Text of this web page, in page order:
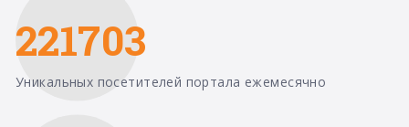
221703
Уникальных посетителей портала ежемесячно